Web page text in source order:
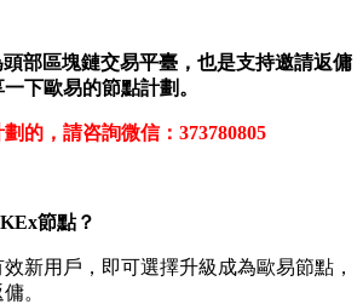
頭部區塊鏈交易平臺，也是支持邀請返傭
下歐易的節點計劃。
的，請咨詢微信：373780805
節點？
新用戶，即可選擇升級成為歐易節點，
。